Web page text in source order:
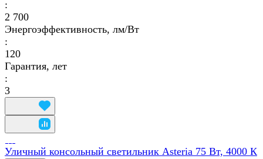
:
2 700
Энергоэффективность, лм/Вт
:
120
Гарантия, лет
:
3
Уличный консольный светильник Asteria 75 Вт, 4000 К